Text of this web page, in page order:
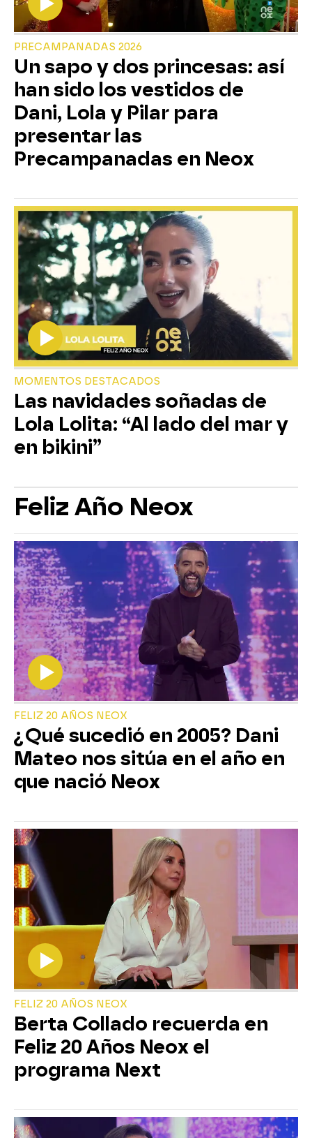
PRECAMPANADAS 2026
Un sapo y dos princesas: así
han sido los vestidos de
Dani, Lola y Pilar para
presentar las
Precampanadas en Neox
MOMENTOS DESTACADOS
Las navidades soñadas de
Lola Lolita: “Al lado del mar y
en bikini”
Feliz Año Neox
FELIZ 20 AÑOS NEOX
¿Qué sucedió en 2005? Dani
Mateo nos sitúa en el año en
que nació Neox
FELIZ 20 AÑOS NEOX
Berta Collado recuerda en
Feliz 20 Años Neox el
programa Next